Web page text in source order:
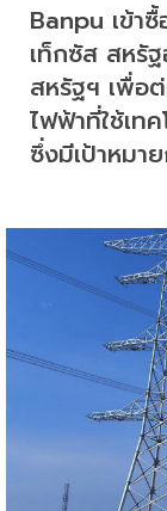
Banpu เข้า
เท็กซัส สหรั
สหรัฐฯ เพื่อ
ไฟฟ้าที่ใช้เท
ซึ่งมีเป้าหมา